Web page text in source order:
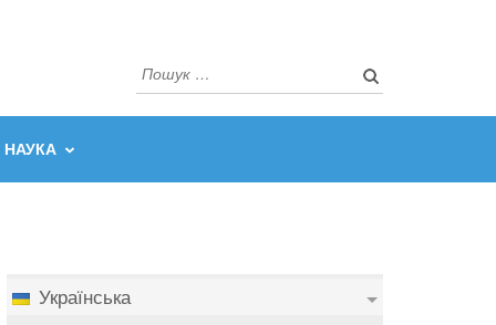
Пошук:
НАУКА
Українська